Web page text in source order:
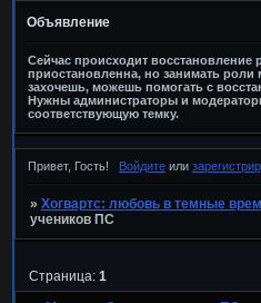
Объявление
Сейчас происходит
приостановленна, но занимать роли
захочешь, можешь помогать с
Нужны администраторы и
соответствующую темку.
Привет, Гость! Войдитеили
» Хогвартс: любовь в темные
учеников ПС
Страница: 1